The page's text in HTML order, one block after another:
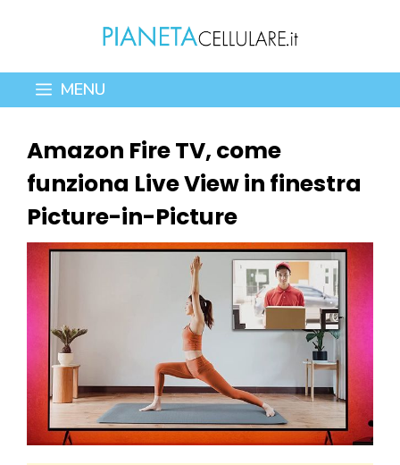
contenuto
MENU
Amazon Fire TV, come
funziona Live View in finestra
Picture-in-Picture